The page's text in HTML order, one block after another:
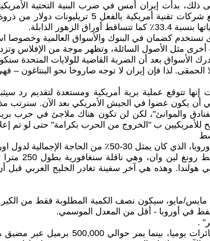
ذلك، بدأت إيران أمس في ضرب البنية التحتية
انقطاعات في الطاقة الكهربائية. كما خسرت أسهم
الذابلة.
تستخدم كضمان في البنوك والأسواق العالمية
أخرى مثل الأصول السائلة، وتظهر موجة من الإفلاس
بعد أن الضربة القاضية للولايات المتحدة
الحمقى. لذا فإن إيران لا توجه صاروخا نحو البنتاغون
إنها تتوقع عملية برية أمريكية ومستعدة لتقديم
أن يكون عضوا في الجيش الأمريكي بعد الآن. سنرتب
والموانئ"، لكن لن تكون هناك ملاجئ في حرب
للأمريكيين ب "الخروج من الحرب بكرامة" حتى لو تم
الإجمالية لدول اوروبا.
في التاسع
هولندا. وهذه هي آخر سفينة تغادر الخليج العربي
مايس/مايو، سيكون نصف الكمية المطلوبة فقط من
في أوروبا - أقل من المعدل الموسمي.
.
تصدر الولايات المتحدة بمعدل 219,000